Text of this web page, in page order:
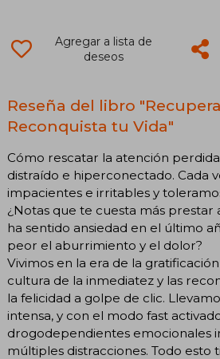
Agregar a lista de
deseos
Reseña del libro
Reconquista tu Vida"
Cómo rescatar la atención
distraído e hiperconectado. Cada
impacientes e irritables y
¿Notas que te cuesta más prestar
ha sentido ansiedad en el último
peor el aburrimiento y el dolor?
Vivimos en la era de la
cultura de la inmediatez y las
la felicidad a golpe de clic.
intensa, y con el modo fast
drogodependientes emocionales
múltiples distracciones. Todo esto